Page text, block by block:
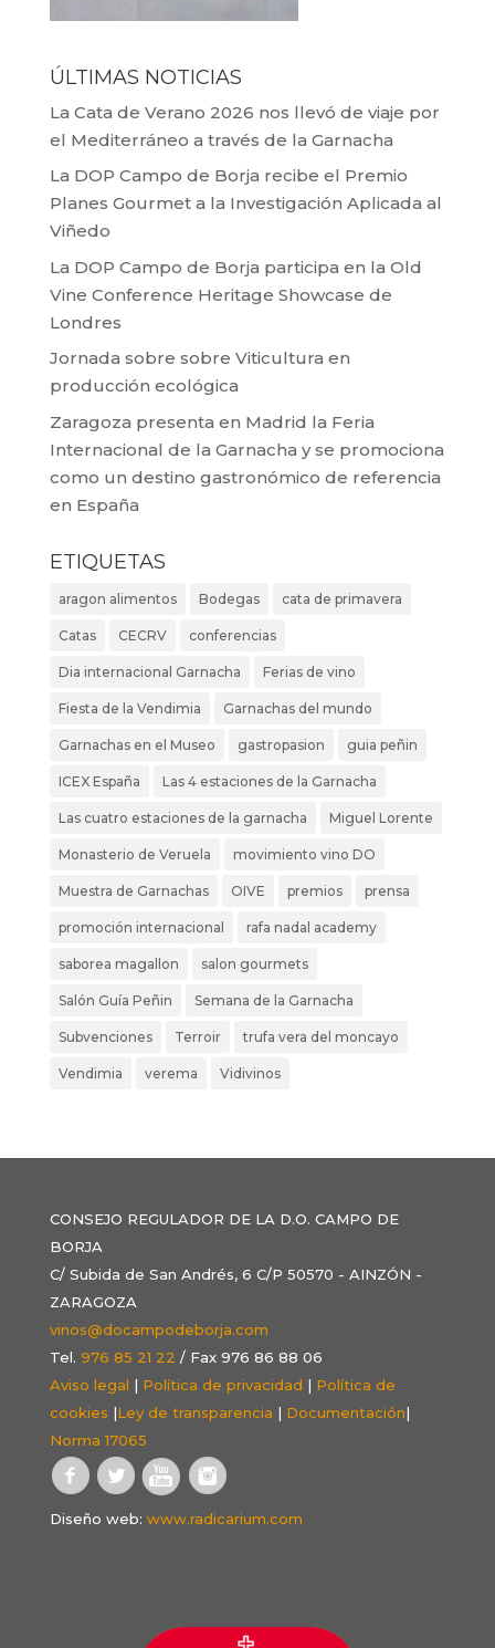
ÚLTIMAS NOTICIAS
La Cata de Verano 2026 nos llevó de viaje por
el Mediterráneo a través de la Garnacha
La DOP Campo de Borja recibe el Premio
Planes Gourmet a la Investigación Aplicada al
Viñedo
La DOP Campo de Borja participa en la Old
Vine Conference Heritage Showcase de
Londres
Jornada sobre sobre Viticultura en
producción ecológica
Zaragoza presenta en Madrid la Feria
Internacional de la Garnacha y se promociona
como un destino gastronómico de referencia
en España
ETIQUETAS
aragon alimentos Bodegas cata de primavera
Catas CECRV conferencias
Dia internacional Garnacha Ferias de vino
Fiesta de la Vendimia Garnachas del mundo
Garnachas en el Museo gastropasion guia peñin
ICEX España Las 4 estaciones de la Garnacha
Las cuatro estaciones de la garnacha Miguel Lorente
Monasterio de Veruela movimiento vino DO
Muestra de Garnachas OIVE premios prensa
promoción internacional rafa nadal academy
saborea magallon salon gourmets
Salón Guía Peñin Semana de la Garnacha
Subvenciones Terroir trufa vera del moncayo
Vendimia verema Vidivinos
CONSEJO REGULADOR DE LA D.O. CAMPO DE
BORJA
C/ Subida de San Andrés, 6 C/P 50570 - AINZÓN -
ZARAGOZA
vinos@docampodeborja.com
Tel. 976 85 21 22 / Fax 976 86 88 06
Aviso legal | Política de privacidad | Política de
cookies |Ley de transparencia | Documentación|
Norma 17065
Diseño web: www.radicarium.com